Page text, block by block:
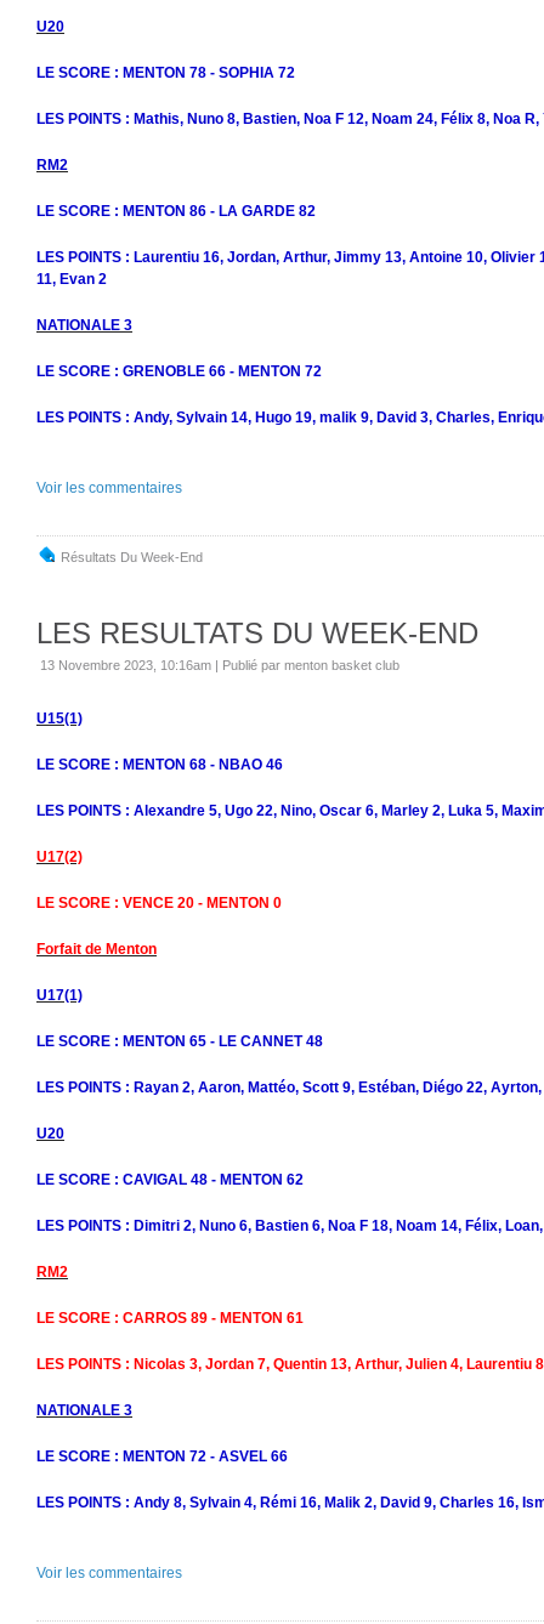
U20
LE SCORE : MENTON 78 - SOPHIA 72
LES POINTS : Mathis, Nuno 8, Bastien, Noa F 12, Noam 24, Félix 8, Noa
RM2
LE SCORE : MENTON 86 - LA GARDE 82
LES POINTS : Laurentiu 16, Jordan, Arthur, Jimmy 13, Antoine 10, Olivier
11, Evan 2
NATIONALE 3
LE SCORE : GRENOBLE 66 - MENTON 72
LES POINTS : Andy, Sylvain 14, Hugo 19, malik 9, David 3, Charles,
Voir les commentaires
Résultats Du Week-End
LES RESULTATS DU WEEK-END
13 Novembre 2023, 10:16am | Publié par menton basket club
U15(1)
LE SCORE : MENTON 68 - NBAO 46
LES POINTS : Alexandre 5, Ugo 22, Nino, Oscar 6, Marley 2, Luka 5,
U17(2)
LE SCORE : VENCE 20 - MENTON 0
Forfait de Menton
U17(1)
LE SCORE : MENTON 65 - LE CANNET 48
LES POINTS : Rayan 2, Aaron, Mattéo, Scott 9, Estéban, Diégo 22,
U20
LE SCORE : CAVIGAL 48 - MENTON 62
LES POINTS : Dimitri 2, Nuno 6, Bastien 6, Noa F 18, Noam 14, Félix,
RM2
LE SCORE : CARROS 89 - MENTON 61
LES POINTS : Nicolas 3, Jordan 7, Quentin 13, Arthur, Julien 4, Laurentiu
NATIONALE 3
LE SCORE : MENTON 72 - ASVEL 66
LES POINTS : Andy 8, Sylvain 4, Rémi 16, Malik 2, David 9, Charles 16,
Voir les commentaires